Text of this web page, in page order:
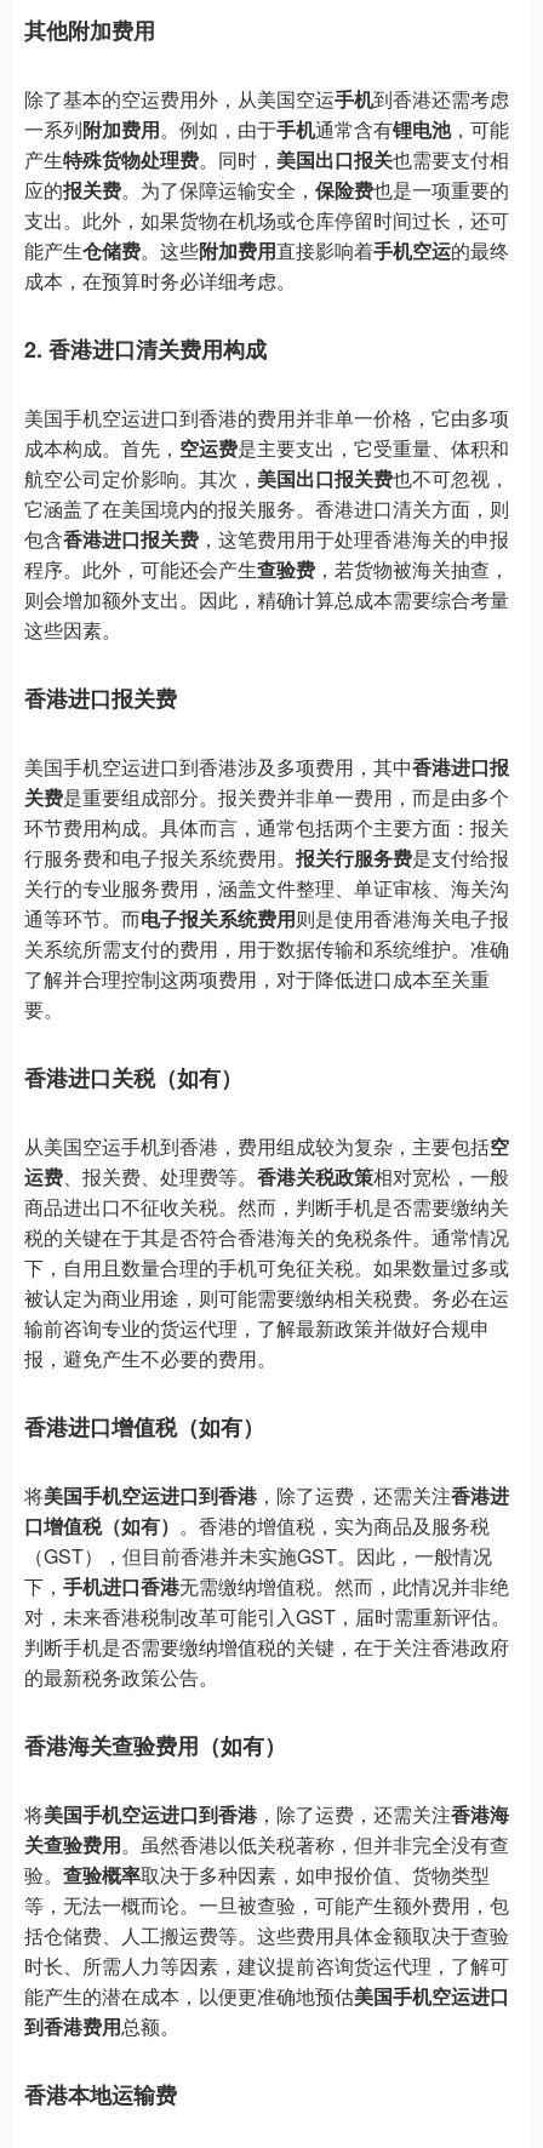
其他附加费用
除了基本的空运费用外，从美国空运手机到香港还需考虑
一系列附加费用。例如，由于手机通常含有锂电池，可能
产生特殊货物处理费。同时， 美国出口报关也需要支付相
应的报关费。为了保障运输安全， 保险费也是一项重要的
支出。此外，如果货物在机场或仓库停留时间过长，还可
能产生仓储费。这些附加费用直接影响着手机空运的最终
成本，在预算时务必详细考虑。
2. 香港进口清关费用构成
美国手机空运进口到香港的费用并非单一价格，它由多项
成本构成。首先， 空运费是主要支出，它受重量、体积和
航空公司定价影响。其次， 美国出口报关费也不可忽视，
它涵盖了在美国境内的报关服务。香港进口清关方面，则
包含香港进口报关费 ，这笔费用用于处理香港海关的申报
程序。此外，可能还会产生查验费 ，若货物被海关抽查，
则会增加额外支出。因此，精确计算总成本需要综合考量
这些因素。
香港进口报关费
美国手机空运进口到香港涉及多项费用，其中香港进口报
关费是重要组成部分。报关费并非单一费用，而是由多个
环节费用构成。具体而言，通常包括两个主要方面：报关
行服务费和电子报关系统费用。 报关行服务费是支付给报
关行的专业服务费用，涵盖文件整理、单证审核、海关沟
通等环节。而电子报关系统费用则是使用香港海关电子报
关系统所需支付的费用，用于数据传输和系统维护。准确
了解并合理控制这两项费用，对于降低进口成本至关重
要。
香港进口关税（如有）
从美国空运手机到香港，费用组成较为复杂，主要包括空
运费、报关费、处理费等。 香港关税政策相对宽松，一般
商品进出口不征收关税。然而，判断手机是否需要缴纳关
税的关键在于其是否符合香港海关的免税条件。通常情况
下，自用且数量合理的手机可免征关税。如果数量过多或
被认定为商业用途，则可能需要缴纳相关税费。务必在运
输前咨询专业的货运代理，了解最新政策并做好合规申
报，避免产生不必要的费用。
香港进口增值税（如有）
将美国手机空运进口到香港，除了运费，还需关注香港进
口增值税（如有） 。香港的增值税，实为商品及服务税
（GST），但目前香港并未实施GST。因此，一般情况
下， 手机进口香港无需缴纳增值税。然而，此情况并非绝
对，未来香港税制改革可能引入GST，届时需重新评估。
判断手机是否需要缴纳增值税的关键，在于关注香港政府
的最新税务政策公告。
香港海关查验费用（如有）
将美国手机空运进口到香港，除了运费，还需关注香港海
关查验费用。虽然香港以低关税著称，但并非完全没有查
验。 查验概率取决于多种因素，如申报价值、货物类型
等，无法一概而论。一旦被查验，可能产生额外费用，包
括仓储费、人工搬运费等。这些费用具体金额取决于查验
时长、所需人力等因素，建议提前咨询货运代理，了解可
能产生的潜在成本，以便更准确地预估美国手机空运进口
到香港费用总额。
香港本地运输费